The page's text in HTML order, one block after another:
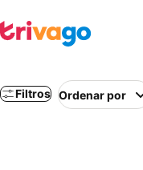
Filtros Ordenar por